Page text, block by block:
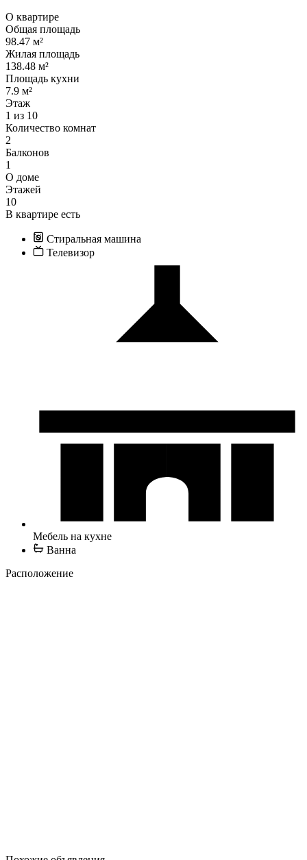
О квартире
Общая площадь
98.47 м²
Жилая площадь
138.48 м²
Площадь кухни
7.9 м²
Этаж
1 из 10
Количество комнат
2
Балконов
1
О доме
Этажей
10
В квартире есть
Стиральная машина
Телевизор
Мебель на кухне
Ванна
Расположение